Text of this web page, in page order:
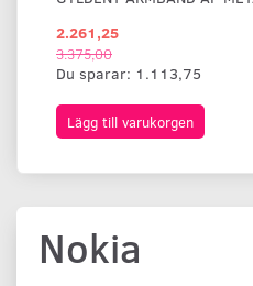
2.261,25
3.375,00
Du sparar: 1.113,75
Lägg till varukorgen
Nokia